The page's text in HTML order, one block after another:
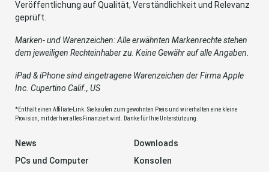
Veröffentlichung auf Qualität, Verständlichkeit und Relevanz
geprüft.
Marken- und Warenzeichen: Alle erwähnten Markenrechte stehen
dem jeweiligen Rechteinhaber zu. Keine Gewähr auf alle Angaben.
iPad & iPhone sind eingetragene Warenzeichen der Firma Apple
Inc. Cupertino Calif., US
*Enthält einen Affiliate-Link. Sie kaufen zum gewohnten Preis und wir erhalten eine kleine
Provision, mit der hier alles Finanziert wird. Danke für Ihre Unterstützung.
News
Downloads
PCs und Computer
Konsolen